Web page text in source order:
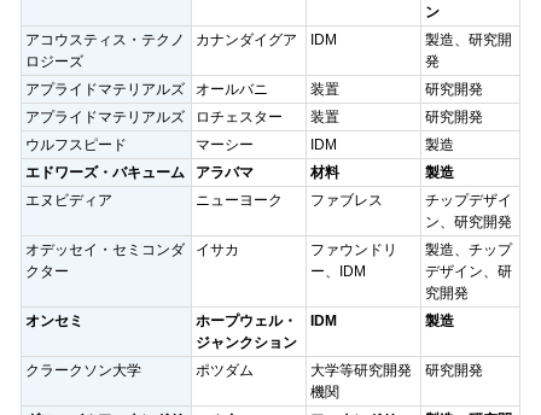
ン
アコウスティス・テクノ
ロジーズ
カナンダイグア IDM
製造、研究開
発
アプライドマテリアルズ
オールバニ 装置
研究開発
アプライドマテリアルズ
ロチェスター 装置
研究開発
ウルフスピード
マーシー IDM
製造
エドワーズ・バキューム
アラバマ 材料
製造
エヌビディア
ニューヨーク ファブレス
チップデザイ
ン、研究開発
オデッセイ・セミコンダ
クター
イサカ
ファウンドリ
ー、IDM
製造、チップ
デザイン、研
究開発
オンセミ
ホープウェル・
ジャンクション
IDM 製造
クラークソン大学 ポツダム
大学等研究開発
機関
研究開発